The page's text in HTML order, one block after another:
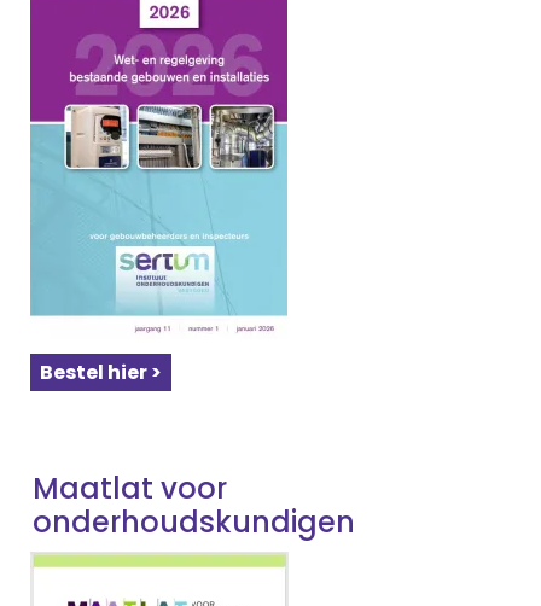
Bestel hier >
Maatlat voor
onderhoudskundigen